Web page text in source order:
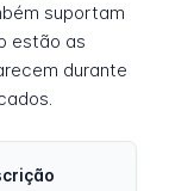
suportam
estão as
durante